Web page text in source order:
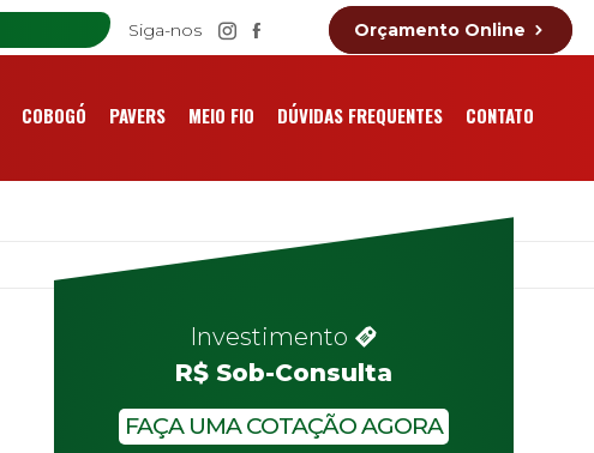
Siga-nos Orçamento Online
COBOGÓ PAVERS MEIO FIO DÚVIDAS FREQUENTES CONTATO
Investimento
R$ Sob-Consulta
FAÇA UMA COTAÇÃO AGORA